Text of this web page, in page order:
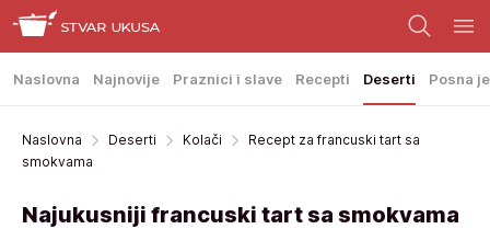
Naslovna Najnovije Praznici i slave Recepti Deserti Posna
Naslovna Deserti Kolači
Recept za francuski tart sa
smokvama
Najukusniji francuski tart sa smokvama